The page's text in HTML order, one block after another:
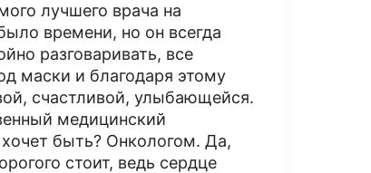
лучшего врача на
времени, но он всегда
разговаривать, все
маски и благодаря этому
счастливой, улыбающейся.
медицинский
быть? Онкологом. Да,
стоит, ведь сердце